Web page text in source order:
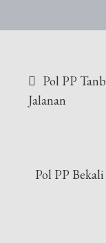
pos
Pol PP
Jalanan
​Pol PP